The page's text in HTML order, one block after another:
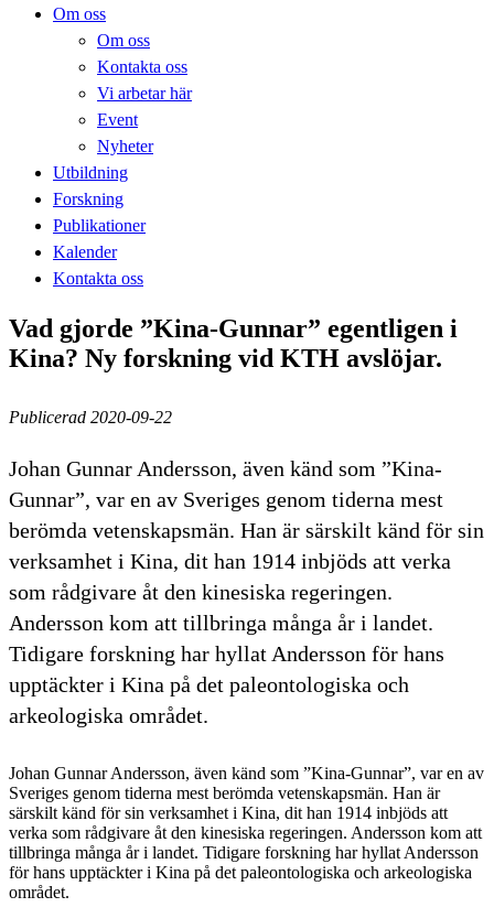
Om oss
Om oss
Kontakta oss
Vi arbetar här
Event
Nyheter
Utbildning
Forskning
Publikationer
Kalender
Kontakta oss
Vad gjorde ”Kina-Gunnar” egentligen i
Kina? Ny forskning vid KTH avslöjar.
Publicerad 2020-09-22
Johan Gunnar Andersson, även känd som ”Kina-
Gunnar”, var en av Sveriges genom tiderna mest
berömda vetenskapsmän. Han är särskilt känd för sin
verksamhet i Kina, dit han 1914 inbjöds att verka
som rådgivare åt den kinesiska regeringen.
Andersson kom att tillbringa många år i landet.
Tidigare forskning har hyllat Andersson för hans
upptäckter i Kina på det paleontologiska och
arkeologiska området.
Johan Gunnar Andersson, även känd som ”Kina-Gunnar”, var en av
Sveriges genom tiderna mest berömda vetenskapsmän. Han är
särskilt känd för sin verksamhet i Kina, dit han 1914 inbjöds att
verka som rådgivare åt den kinesiska regeringen. Andersson kom att
tillbringa många år i landet. Tidigare forskning har hyllat Andersson
för hans upptäckter i Kina på det paleontologiska och arkeologiska
området.